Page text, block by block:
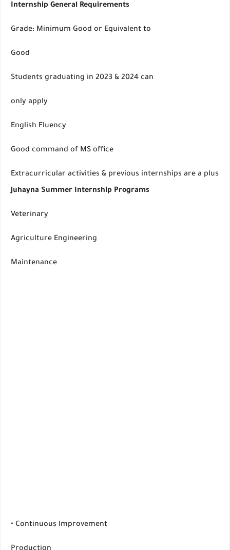
Internship General Requirements
Grade: Minimum Good or Equivalent to
Good
Students graduating in 2023 & 2024 can
only apply
English Fluency
Good command of MS office
Extracurricular activities & previous internships are a plus
Juhayna Summer Internship Programs
Veterinary
Agriculture Engineering
Maintenance
• Continuous Improvement